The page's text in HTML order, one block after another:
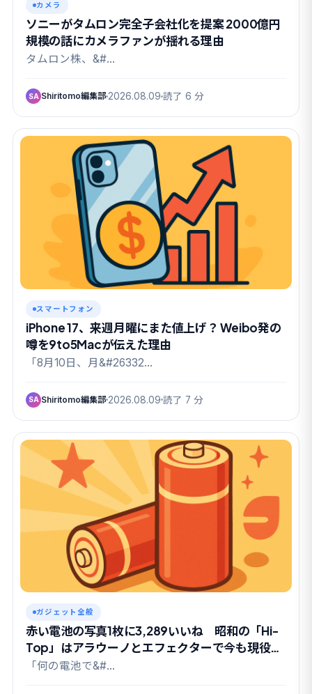
カメラ
ソニーがタムロン完全子会社化を提案 2000億円
規模の話にカメラファンが揺れる理由
タムロン株、&#…
SA Shiritomo編集部 2026.08.09 読了 6 分
スマートフォン
iPhone 17、来週月曜にまた値上げ？ Weibo発の
噂を9to5Macが伝えた理由
「8月10日、月&#26332…
SA Shiritomo編集部 2026.08.09 読了 7 分
ガジェット全般
赤い電池の写真1枚に3,289いいね 昭和の「Hi-
Top」はアラウーノとエフェクターで今も現役だ
った
「何の電池で&#…